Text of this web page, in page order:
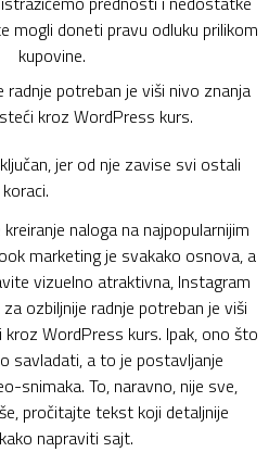
mogli doneti pravu odluku prilikom
kupovine.
radnje potreban je viši nivo znanja
kroz WordPress kurs.
jer od nje zavise svi ostali
koraci.
naloga na najpopularnijim
marketing je svakako osnova, a
vizuelno atraktivna, Instagram
ozbiljnije radnje potreban je viši
WordPress kurs. Ipak, ono što
savladati, a to je postavljanje
snimaka. To, naravno, nije sve,
pročitajte tekst koji detaljnije
napraviti sajt.